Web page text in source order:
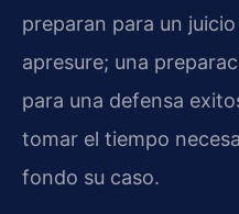
preparan para un
apresure; una
para una defensa
tomar el tiempo
fondo su caso.